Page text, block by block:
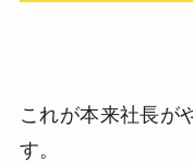
これが本来社長が
す。